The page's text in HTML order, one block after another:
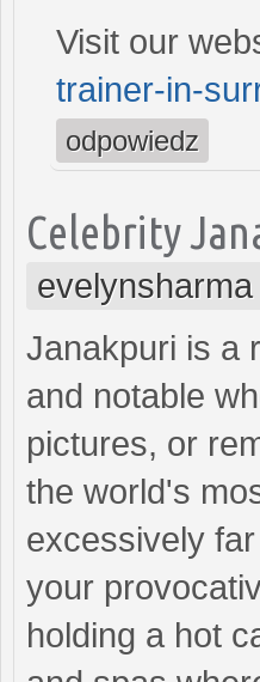
Visit our
trainer-in-
odpowiedz
Celebrity
Janakpuri is a
and notable
pictures, or
the world's
excessively
your
holding a hot